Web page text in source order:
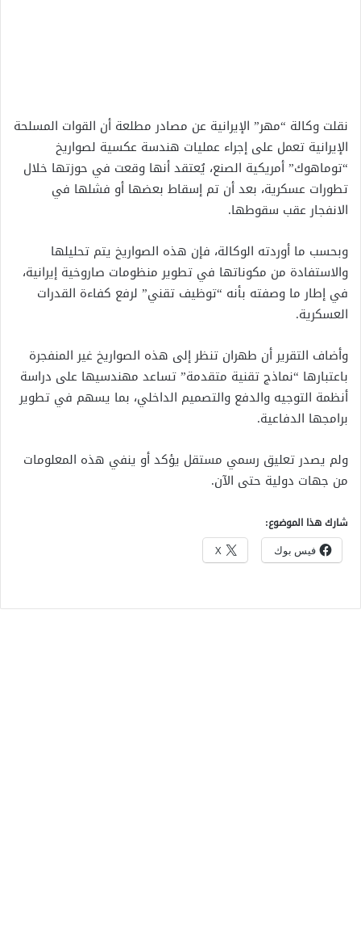
نقلت وكالة “مهر” الإيرانية عن مصادر مطلعة أن القوات المسلحة
الإيرانية تعمل على إجراء عمليات هندسة عكسية لصواريخ
“توماهوك” أمريكية الصنع، يُعتقد أنها وقعت في حوزتها خلال
تطورات عسكرية، بعد أن تم إسقاط بعضها أو فشلها في
الانفجار عقب سقوطها.
وبحسب ما أوردته الوكالة، فإن هذه الصواريخ يتم تحليلها
والاستفادة من مكوناتها في تطوير منظومات صاروخية إيرانية،
في إطار ما وصفته بأنه “توظيف تقني” لرفع كفاءة القدرات
العسكرية.
وأضاف التقرير أن طهران تنظر إلى هذه الصواريخ غير المنفجرة
باعتبارها “نماذج تقنية متقدمة” تساعد مهندسيها على دراسة
أنظمة التوجيه والدفع والتصميم الداخلي، بما يسهم في تطوير
برامجها الدفاعية.
ولم يصدر تعليق رسمي مستقل يؤكد أو ينفي هذه المعلومات
من جهات دولية حتى الآن.
شارك هذا الموضوع:
فيس بوك X